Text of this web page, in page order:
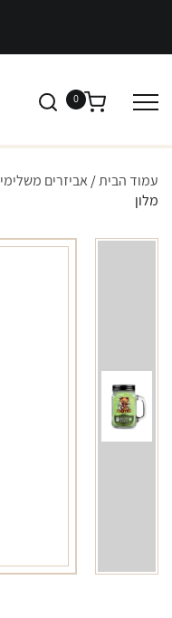
0
עמוד הבית/ אביזרים
מלון